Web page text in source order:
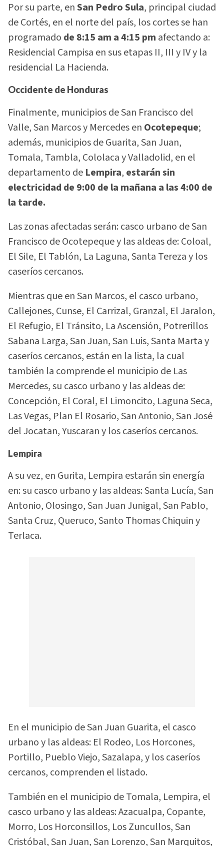
Por su parte, enSan Pedro Sula, principal ciudad
de Cortés, en el norte del país, los cortes se han
programado de 8:15 am a 4:15 pm afectando a:
Residencial Campisa en sus etapas II, III y IV y la
residencial La Hacienda.
Occidente de Honduras
Finalmente, municipios de San Francisco del
Valle, San Marcos y Mercedes en Ocotepeque;
además, municipios de Guarita, San Juan,
Tomala, Tambla, Cololaca y Valladolid, en el
departamento de Lempira, estarán sin
electricidad de 9:00 de la mañana a las 4:00 de
la tarde.
Las zonas afectadas serán: casco urbano de San
Francisco de Ocotepeque y las aldeas de: Coloal,
El Sile, El Tablón, La Laguna, Santa Tereza y los
caseríos cercanos.
Mientras que en San Marcos, el casco urbano,
Callejones, Cunse, El Carrizal, Granzal, El Jaralon,
El Refugio, El Tránsito, La Ascensión, Potrerillos
Sabana Larga, San Juan, San Luis, Santa Marta y
caseríos cercanos, están en la lista, la cual
también la comprende el municipio de Las
Mercedes, su casco urbano y las aldeas de:
Concepción, El Coral, El Limoncito, Laguna Seca,
Las Vegas, Plan El Rosario, San Antonio, San José
del Jocatan, Yuscaran y los caseríos cercanos.
Lempira
A su vez, en Gurita, Lempira estarán sin energía
en: su casco urbano y las aldeas: Santa Lucía, San
Antonio, Olosingo, San Juan Junigal, San Pablo,
Santa Cruz, Queruco, Santo Thomas Chiquin y
Terlaca.
En el municipio de San Juan Guarita, el casco
urbano y las aldeas: El Rodeo, Los Horcones,
Portillo, Pueblo Viejo, Sazalapa, y los caseríos
cercanos, comprenden el listado.
También en el municipio de Tomala, Lempira, el
casco urbano y las aldeas: Azacualpa, Copante,
Morro, Los Horconsillos, Los Zuncullos, San
Cristóbal, San Juan, San Lorenzo, San Marquitos,